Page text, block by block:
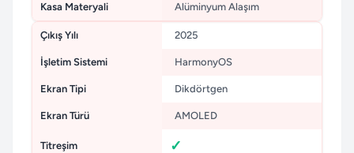
Kasa Materyali Alüminyum Alaşım
Çıkış Yılı 2025
İşletim Sistemi HarmonyOS
Ekran Tipi Dikdörtgen
Ekran Türü AMOLED
Titreşim